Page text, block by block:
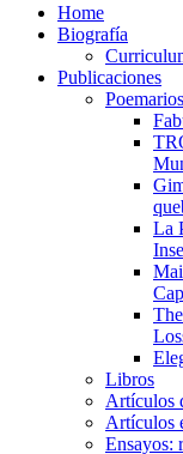
Home
Biografía
Publicaciones
Poemarios
La
Libros
Artículos
Artículos
Ensayos: